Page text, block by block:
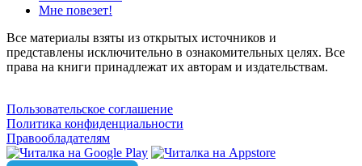
Мне повезет!
Все материалы взяты из открытых источников и
представлены исключительно в ознакомительных целях. Все
права на книги принадлежат их авторам и издательствам.
Пользовательское соглашение
Политика конфиденциальности
Правообладателям